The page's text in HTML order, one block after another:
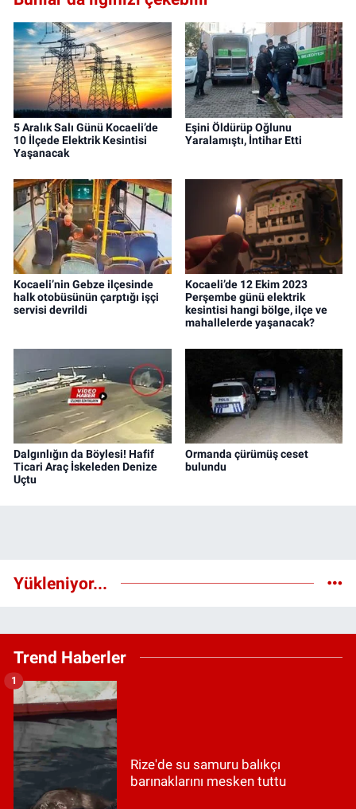
5 Aralık Salı Günü Kocaeli’de
10 İlçede Elektrik Kesintisi
Yaşanacak
Eşini Öldürüp Oğlunu
Yaralamıştı, İntihar Etti
Kocaeli’nin Gebze ilçesinde
halk otobüsünün çarptığı işçi
servisi devrildi
Kocaeli’de 12 Ekim 2023
Perşembe günü elektrik
kesintisi hangi bölge, ilçe ve
mahallelerde yaşanacak?
Dalgınlığın da Böylesi! Hafif
Ticari Araç İskeleden Denize
Uçtu
Ormanda çürümüş ceset
bulundu
Yükleniyor...
Trend Haberler
Rize'de su samuru balıkçı
barınaklarını mesken tuttu
1